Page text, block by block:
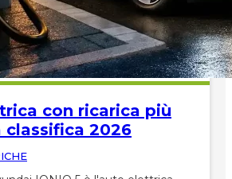
con ricarica più
classifica 2026